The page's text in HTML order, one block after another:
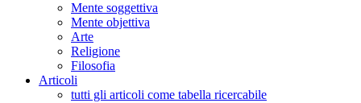
Mente soggettiva
Mente objettiva
Arte
Religione
Filosofia
Articoli
tutti gli articoli come tabella ricercabile